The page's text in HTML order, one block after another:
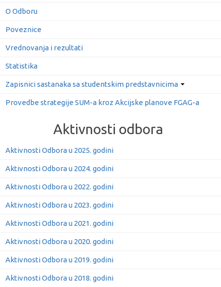
O Odboru
Poveznice
Vrednovanja i rezultati
Statistika
Zapisnici sastanaka sa studentskim predstavnicima
Provedbe strategije SUM-a kroz Akcijske planove FGAG-a
Aktivnosti odbora
Aktivnosti Odbora u 2025. godini
Aktivnosti Odbora u 2024. godini
Aktivnosti Odbora u 2022. godini
Aktivnosti Odbora u 2023. godini
Aktivnosti Odbora u 2021. godini
Aktivnosti Odbora u 2020. godini
Aktivnosti Odbora u 2019. godini
Aktivnosti Odbora u 2018. godini